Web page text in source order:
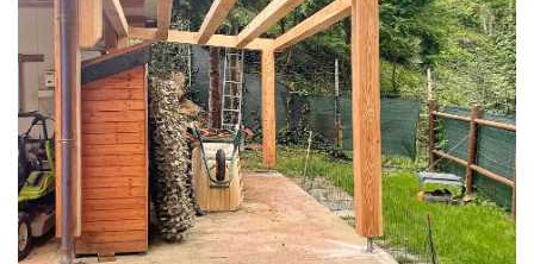
STRUTTURA IN LARICE U/F CON INCASTRI